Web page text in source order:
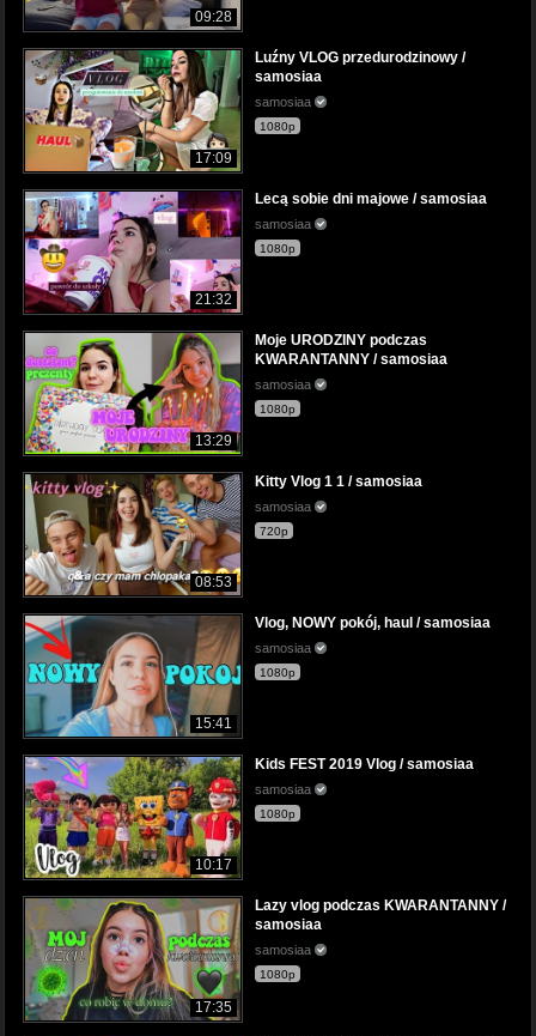
09:28
17:09
Luźny VLOG przedurodzinowy /
samosiaa
samosiaa
1080p
21:32
Lecą sobie dni majowe / samosiaa
samosiaa
1080p
13:29
Moje URODZINY podczas
KWARANTANNY / samosiaa
samosiaa
1080p
08:53
Kitty Vlog 1 1 / samosiaa
samosiaa
720p
15:41
Vlog, NOWY pokój, haul / samosiaa
samosiaa
1080p
10:17
Kids FEST 2019 Vlog / samosiaa
samosiaa
1080p
17:35
Lazy vlog podczas KWARANTANNY /
samosiaa
samosiaa
1080p